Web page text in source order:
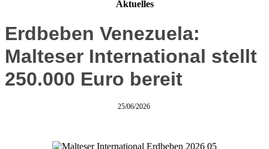
Aktuelles
Erdbeben Venezuela:
Malteser International stellt
250.000 Euro bereit
25/06/2026